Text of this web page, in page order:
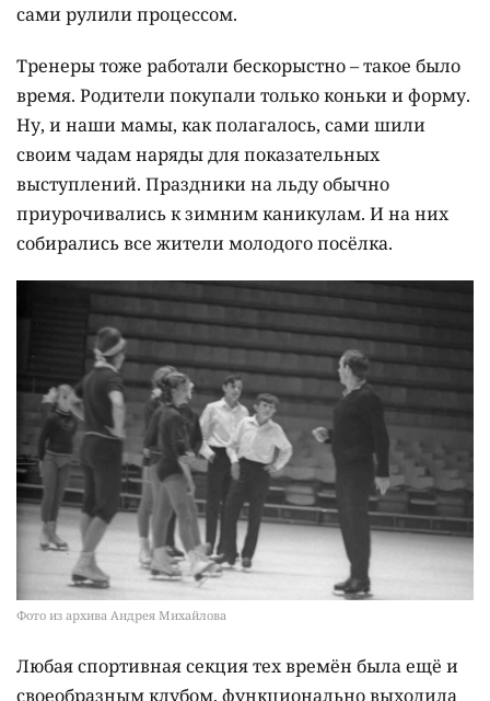
сами рулили процессом.
Тренеры тоже работали бескорыстно – такое было
время. Родители покупали только коньки и форму.
Ну, и наши мамы, как полагалось, сами шили
своим чадам наряды для показательных
выступлений. Праздники на льду обычно
приурочивались к зимним каникулам. И на них
собирались все жители молодого посёлка.
Фото из архива Андрея Михайлова
Любая спортивная секция тех времён была ещё и
своеобразным клубом, функционально выходила